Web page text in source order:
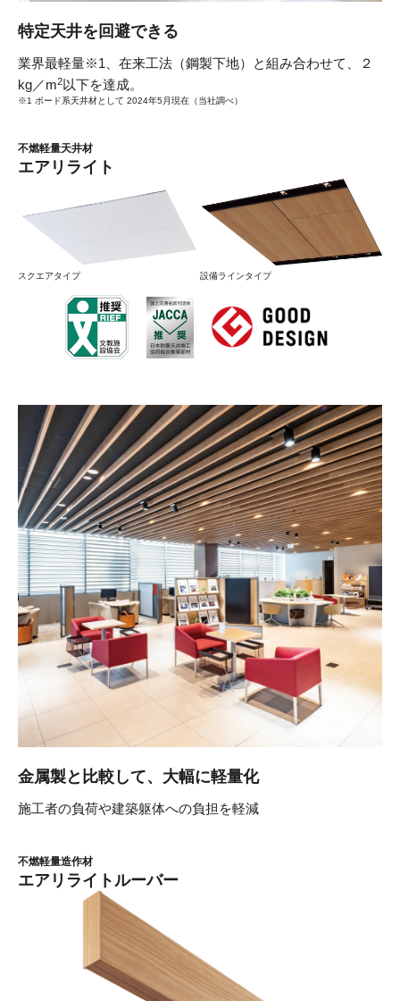
特定天井を回避できる
業界最軽量※1、在来工法（鋼製下地）と組み合わせて、
２
kg／m2以下を達成。
※1 ボード系天井材として 2024年5月現在（当社調べ）
不燃軽量天井材
エアリライト
スクエアタイプ 設備ラインタイプ
金属製と比較して、大幅に軽量化
施工者の負荷や建築躯体への負担を軽減
不燃軽量造作材
エアリライトルーバー